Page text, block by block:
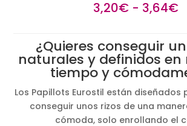
3,20€ - 3,64€
¿Quieres conseguir
naturales y definidos
tiempo y
Los Papillots Eurostil están
conseguir unos rizos de una
cómoda, solo enrollando el